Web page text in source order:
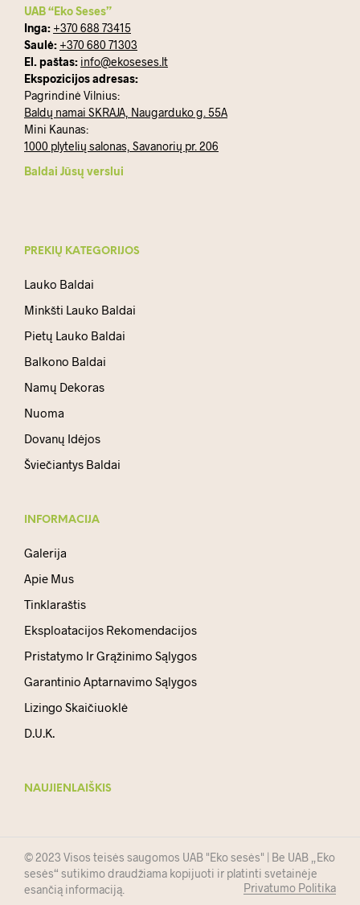
UAB “Eko Seses”
Inga: +370 688 73415
Saulė: +370 680 71303
El. paštas: info@ekoseses.lt
Ekspozicijos adresas:
Pagrindinė Vilnius:
Baldų namai SKRAJA, Naugarduko g. 55A
Mini Kaunas:
1000 plytelių salonas, Savanorių pr. 206
Baldai Jūsų verslui
PREKIŲ KATEGORIJOS
Lauko Baldai
Minkšti Lauko Baldai
Pietų Lauko Baldai
Balkono Baldai
Namų Dekoras
Nuoma
Dovanų Idėjos
Šviečiantys Baldai
INFORMACIJA
Galerija
Apie Mus
Tinklaraštis
Eksploatacijos Rekomendacijos
Pristatymo Ir Grąžinimo Sąlygos
Garantinio Aptarnavimo Sąlygos
Lizingo Skaičiuoklė
D.U.K.
NAUJIENLAIŠKIS
© 2023 Visos teisės saugomos UAB "Eko sesės" | Be UAB „Eko
sesės“ sutikimo draudžiama kopijuoti ir platinti svetainėje
esančią informaciją.
Privatumo Politika